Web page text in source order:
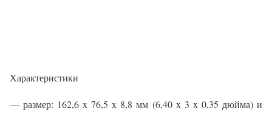
Характеристики
— размер: 162,6 x 76,5 x 8,8 мм (6,40 x 3 x 0,35 дюйма) и